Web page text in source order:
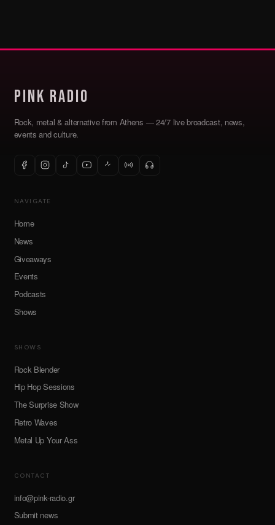
Pink Radio
Rock, metal & alternative from Athens — 24/7 live broadcast, news,
events and culture.
NAVIGATE
Home
News
Giveaways
Events
Podcasts
Shows
SHOWS
Rock Blender
Hip Hop Sessions
The Surprise Show
Retro Waves
Metal Up Your Ass
CONTACT
info@pink-radio.gr
Submit news